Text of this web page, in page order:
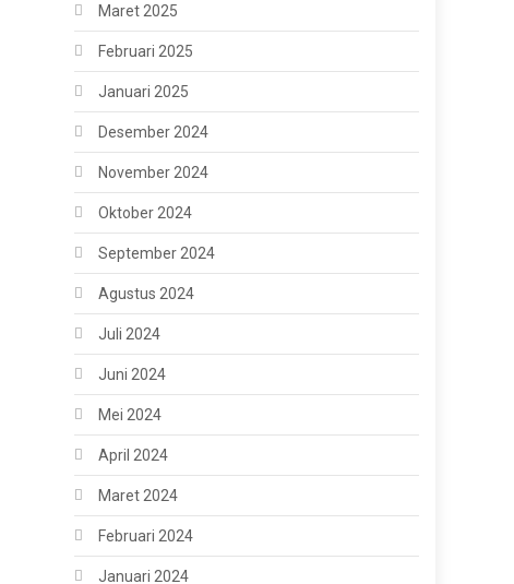
Maret 2025
Februari 2025
Januari 2025
Desember 2024
November 2024
Oktober 2024
September 2024
Agustus 2024
Juli 2024
Juni 2024
Mei 2024
April 2024
Maret 2024
Februari 2024
Januari 2024